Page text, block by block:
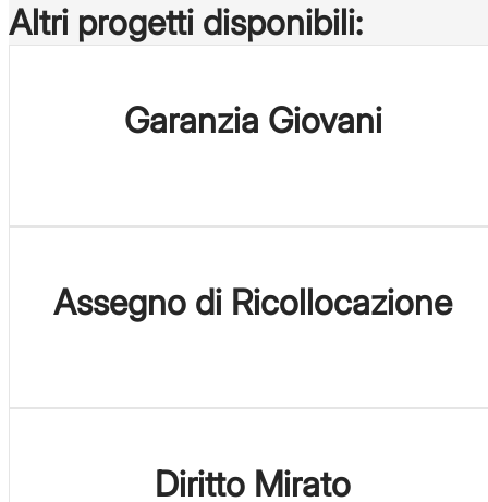
Altri progetti disponibili:
Garanzia Giovani
Assegno di Ricollocazione
Diritto Mirato